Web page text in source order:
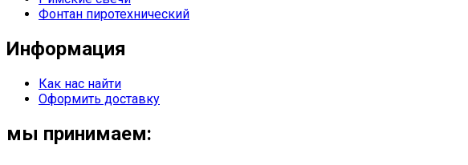
Фонтан пиротехнический
Информация
Как нас найти
Оформить доставку
мы принимаем: